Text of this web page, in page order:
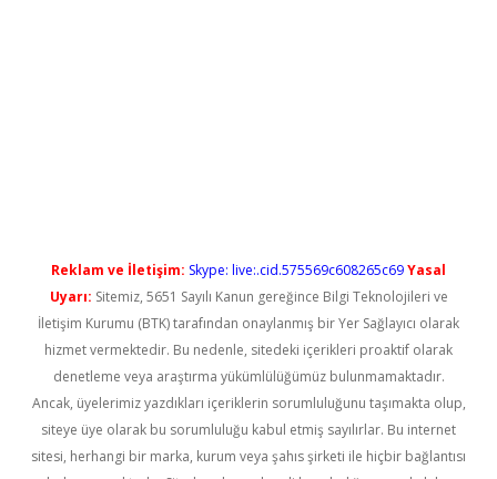
Reklam ve İletişim: Skype: live:.cid.575569c608265c69Yasal
Uyarı: Sitemiz, 5651 Sayılı Kanun gereğince Bilgi Teknolojileri ve
İletişim Kurumu (BTK) tarafından onaylanmış bir Yer Sağlayıcı olarak
hizmet vermektedir. Bu nedenle, sitedeki içerikleri proaktif olarak
denetleme veya araştırma yükümlülüğümüz bulunmamaktadır.
Ancak, üyelerimiz yazdıkları içeriklerin sorumluluğunu taşımakta olup,
siteye üye olarak bu sorumluluğu kabul etmiş sayılırlar. Bu internet
sitesi, herhangi bir marka, kurum veya şahıs şirketi ile hiçbir bağlantısı